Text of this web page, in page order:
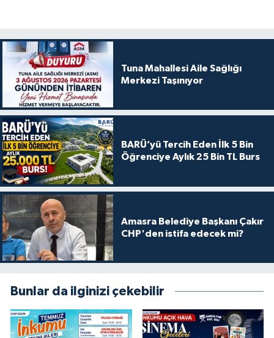
Tuna Mahallesi Aile Sağlığı
Merkezi Taşınıyor
BARÜ’yü Tercih Eden İlk 5 Bin
Öğrenciye Aylık 25 Bin TL Burs
Amasra Belediye Başkanı Çakır
CHP'den istifa edecek mi?
Bunlar da ilginizi çekebilir